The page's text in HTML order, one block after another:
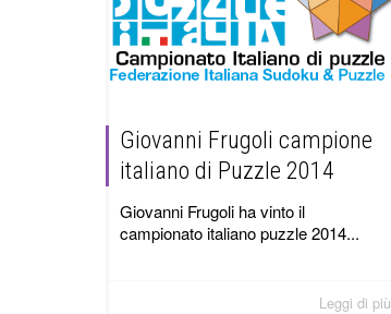
Giovanni Frugoli campione
italiano di Puzzle 2014
Giovanni Frugoli ha vinto il
campionato italiano puzzle 2014...
Leggi di più